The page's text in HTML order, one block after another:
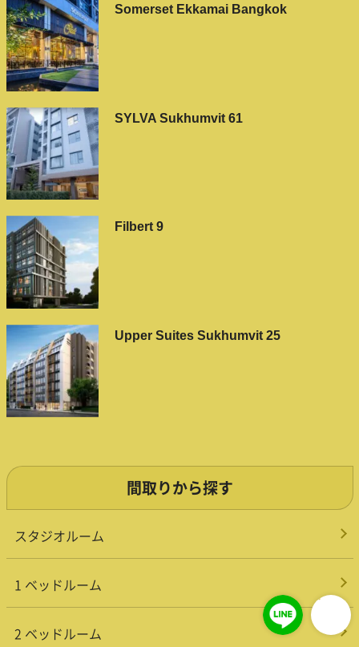
Somerset Ekkamai Bangkok
SYLVA Sukhumvit 61
Filbert 9
Upper Suites Sukhumvit 25
間取りから探す
スタジオルーム
1 ベッドルーム
2 ベッドルーム